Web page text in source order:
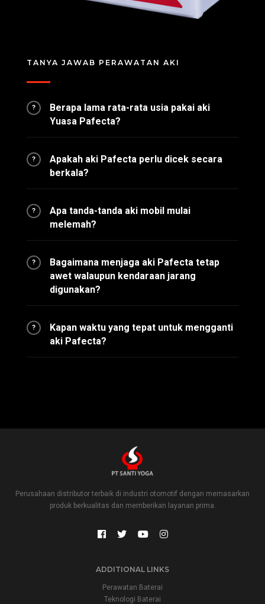
TANYA JAWAB PERAWATAN AKI
?
Berapa lama rata-rata usia pakai aki
Yuasa Pafecta?
?
Apakah aki Pafecta perlu dicek secara
berkala?
?
Apa tanda-tanda aki mobil mulai
melemah?
?
Bagaimana menjaga aki Pafecta tetap
awet walaupun kendaraan jarang
digunakan?
?
Kapan waktu yang tepat untuk mengganti
aki Pafecta?
Perusahaan distributor terbaik di industri otomotif dengan memasarkan
produk berkualitas dan memberikan layanan prima.
ADDITIONAL LINKS
Perawatan Baterai
Teknologi Baterai